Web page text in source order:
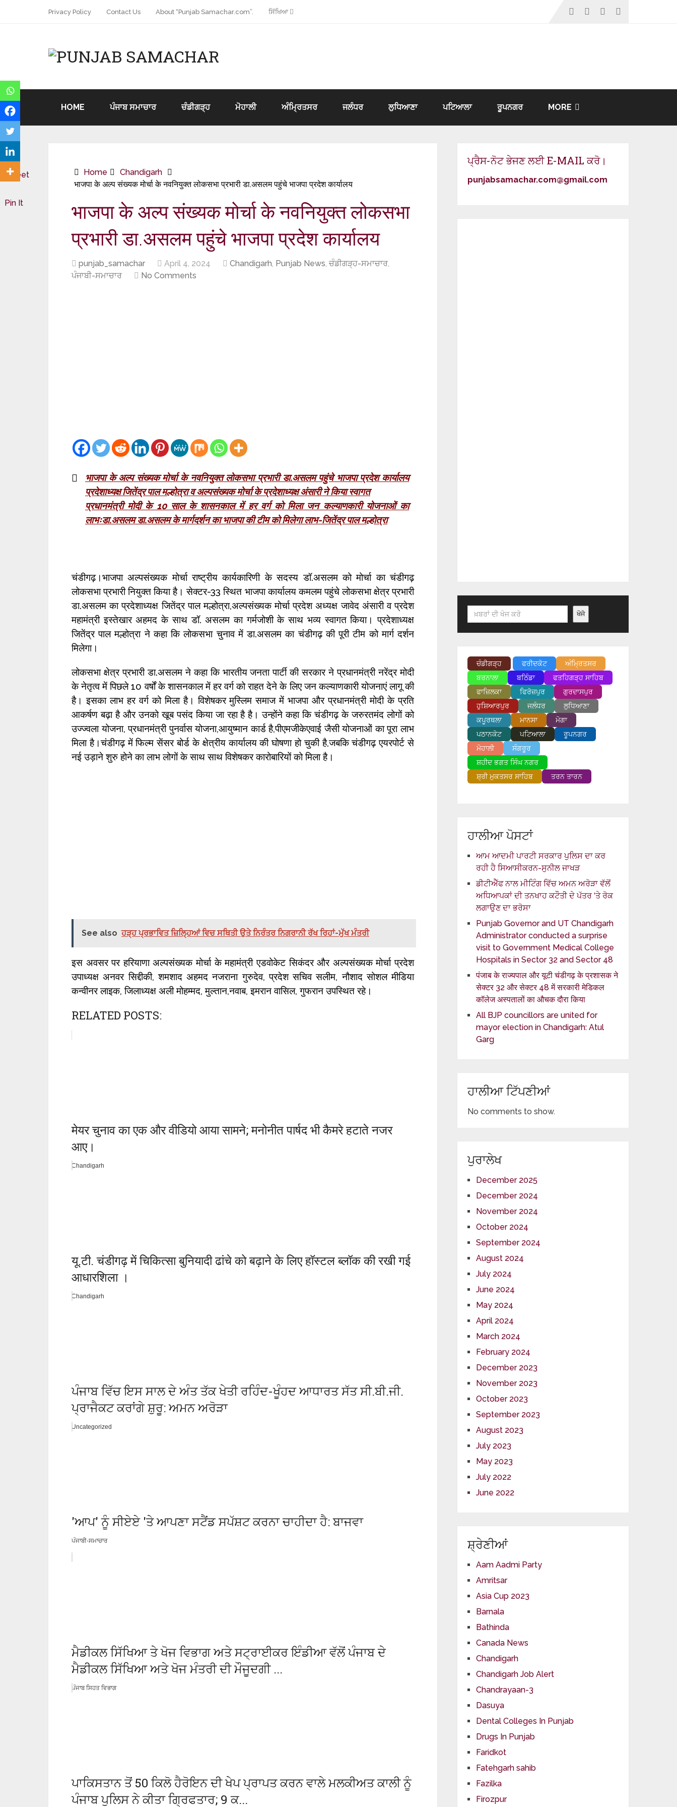
Privacy Policy Contact Us About “Punjab Samachar.com”. ਸਿੱਖਿਆ
HOME ਪੰਜਾਬ ਸਮਾਚਾਰ ਚੰਡੀਗੜ੍ਹ ਮੋਹਾਲੀ ਅੰਮ੍ਰਿਤਸਰ ਜਲੰਧਰ ਲੁਧਿਆਣਾ ਪਟਿਆਲਾ ਰੂਪਨਗਰ MORE
Home
Chandigarh
भाजपा के अल्प संख्यक मोर्चा के नवनियुक्त लोकसभा प्रभारी डा.असलम पहुंचे भाजपा प्रदेश कार्यालय
भाजपा के अल्प संख्यक मोर्चा के नवनियुक्त लोकसभा
प्रभारी डा.असलम पहुंचे भाजपा प्रदेश कार्यालय
punjab_samachar April 4, 2024 Chandigarh, Punjab News, ਚੰਡੀਗੜ੍ਹ-ਸਮਾਚਾਰ,
ਪੰਜਾਬੀ-ਸਮਾਚਾਰ
No Comments
भाजपा के अल्प संख्यक मोर्चा के नवनियुक्त लोकसभा प्रभारी डा.असलम पहुंचे भाजपा प्रदेश कार्यालय
प्रदेशाध्यक्ष जितेंद्र पाल मल्होत्रा व अल्पसंख्यक मोर्चा के प्रदेशाध्यक्ष अंसारी ने किया स्वागत
प्रधानमंत्री मोदी के 10 साल के शासनकाल में हर वर्ग को मिला जन कल्याणकारी योजनाओं का
लाभःडा.असलमडा.असलम के मार्गदर्शन का भाजपा की टीम को मिलेगा लाभ-जितेंद्र पाल मल्होत्रा
चंडीगढ़।भाजपा अल्पसंख्यक मोर्चा राष्ट्रीय कार्यकारिणी के सदस्य डॉ.असलम को मोर्चा का चंडीगढ़
लोकसभा प्रभारी नियुक्त किया है। सेक्टर-33 स्थित भाजपा कार्यालय कमलम पहुंचे लोकसभा क्षेत्र प्रभारी
डा.असलम का प्रदेशाध्यक्ष जितेंद्र पाल मल्होत्रा,अल्पसंख्यक मोर्चा प्रदेश अध्यक्ष जावेद अंसारी व प्रदेश
महामंत्री इस्तेखार अहमद के साथ डॉ. असलम का गर्मजोशी के साथ भव्य स्वागत किया। प्रदेशाध्यक्ष
जितेंद्र पाल मल्होत्रा ने कहा कि लोकसभा चुनाव में डा.असलम का चंडीगढ़ की पूरी टीम को मार्ग दर्शन
मिलेगा।
लोकसभा क्षेत्र प्रभारी डा.असलम ने कहा कि भारतीय जनता पार्टी की सरकार ने प्रधानमंत्री नरेंद्र मोदी
के नेतृत्व में पिछले 10 वर्षों के शासनकाल में हर वर्ग को राहत देने के लिए जन कल्याणकारी योजनाएं लागू की
है। इसका लाभ हर वर्ग को मिला है। विशेषकर मुस्लिम समाज में भाजपा और प्रधानमंत्री मोदी के प्रति
आकर्षण बढ़ा है और उनको खूब पसंद किया जा रहा है है। उन्होंने कहा कि चंडीगढ़ के जरुरतमंद लोगों को
उज्ज्वला योजना, प्रधानमंत्री पुनर्वास योजना,आयुष्मान कार्ड है,पीएमजीकेएवाई जैसी योजनाओं का पूरा लाभ
मिला है।चंडीगढ़ में फिल्म सेंसर बोर्ड के क्षेत्रीय कार्यालय की घोषणा हो चुकी है,जबकि चंडीगढ़ एयरपोर्ट से
नई उड़ाने शुरु होने का लाभ लोगों के साथ साथ विशेषकर कारोबारियों को मिला है।
See also ਹੜ੍ਹ ਪ੍ਰਭਾਵਿਤ ਜ਼ਿਲ੍ਹਿਆਂ ਵਿਚ ਸਥਿਤੀ ਉਤੇ ਨਿਰੰਤਰ ਨਿਗਰਾਨੀ ਰੱਖ ਰਿਹਾਂ-ਮੁੱਖ ਮੰਤਰੀ
इस अवसर पर हरियाणा अल्पसंख्यक मोर्चा के महामंत्री एडवोकेट सिकंदर और अल्पसंख्यक मोर्चा प्रदेश
उपाध्यक्ष अनवर सिद्दीकी, शमशाद अहमद नजराना गुरुदेव, प्रदेश सचिव सलीम, नौशाद सोशल मीडिया
कन्वीनर लाइक, जिलाध्यक्ष अली मोहम्मद, मुल्तान,नवाब, इमरान वासिल, गुफरान उपस्थित रहे।
RELATED POSTS:
मेयर चुनाव का एक और वीडियो आया सामने; मनोनीत पार्षद भी कैमरे हटाते नजर
आए।
Chandigarh
यू.टी. चंडीगढ़ में चिकित्सा बुनियादी ढांचे को बढ़ाने के लिए हॉस्टल ब्लॉक की रखी गई
आधारशिला ।
Chandigarh
ਪੰਜਾਬ ਵਿੱਚ ਇਸ ਸਾਲ ਦੇ ਅੰਤ ਤੱਕ ਖੇਤੀ ਰਹਿੰਦ-ਖੂੰਹਦ ਆਧਾਰਤ ਸੱਤ ਸੀ.ਬੀ.ਜੀ.
ਪ੍ਰਾਜੈਕਟ ਕਰਾਂਗੇ ਸ਼ੁਰੂ: ਅਮਨ ਅਰੋੜਾ
Uncategorized
'ਆਪ' ਨੂੰ ਸੀਏਏ 'ਤੇ ਆਪਣਾ ਸਟੈਂਡ ਸਪੱਸ਼ਟ ਕਰਨਾ ਚਾਹੀਦਾ ਹੈ: ਬਾਜਵਾ
ਪੰਜਾਬੀ-ਸਮਾਚਾਰ
ਮੈਡੀਕਲ ਸਿੱਖਿਆ ਤੇ ਖੋਜ ਵਿਭਾਗ ਅਤੇ ਸਟ੍ਰਾਈਕਰ ਇੰਡੀਆ ਵੱਲੋਂ ਪੰਜਾਬ ਦੇ
ਮੈਡੀਕਲ ਸਿੱਖਿਆ ਅਤੇ ਖੋਜ ਮੰਤਰੀ ਦੀ ਮੌਜੂਦਗੀ ...
ਪੰਜਾਬ ਸਿਹਤ ਵਿਭਾਗ
ਪਾਕਿਸਤਾਨ ਤੋਂ 50 ਕਿਲੋ ਹੈਰੋਇਨ ਦੀ ਖੇਪ ਪ੍ਰਾਪਤ ਕਰਨ ਵਾਲੇ ਮਲਕੀਅਤ ਕਾਲੀ ਨੂੰ
ਪੰਜਾਬ ਪੁਲਿਸ ਨੇ ਕੀਤਾ ਗ੍ਰਿਫਤਾਰ; 9 ਕ...
Tweet
Pin It
ਪ੍ਰੈਸ-ਨੋਟ ਭੇਜਣ ਲਈ E-MAIL ਕਰੋ।
punjabsamachar.com@gmail.com
Search ਖੋਜੋ
ਚੰਡੀਗੜ੍ਹ ਫਰੀਦਕੋਟ
ਅੰਮ੍ਰਿਤਸਰ
ਬਰਨਾਲਾ
ਬਠਿੰਡਾ
ਫਤਹਿਗੜ੍ਹ ਸਾਹਿਬ
ਫਾਜ਼ਿਲਕਾ
ਫਿਰੋਜ਼ਪੁਰ
ਗੁਰਦਾਸਪੁਰ
ਹੁਸ਼ਿਆਰਪੁਰ
ਜਲੰਧਰ
ਲੁਧਿਆਣਾ
ਕਪੂਰਥਲਾ
ਮਾਨਸਾ
ਮੋਗਾ
ਪਠਾਨਕੋਟ
ਪਟਿਆਲਾ
ਰੂਪਨਗਰ
ਮੋਹਾਲੀ
ਸੰਗਰੂਰ
ਸ਼ਹੀਦ ਭਗਤ ਸਿੰਘ ਨਗਰ
ਸ਼੍ਰੀ ਮੁਕਤਸਰ ਸਾਹਿਬ
ਤਰਨ ਤਾਰਨ
ਹਾਲੀਆ ਪੋਸਟਾਂ
ਆਮ ਆਦਮੀ ਪਾਰਟੀ ਸਰਕਾਰ ਪੁਲਿਸ ਦਾ ਕਰ
ਰਹੀ ਹੈ ਸਿਆਸੀਕਰਨ-ਸੁਨੀਲ ਜਾਖੜ
ਡੀਟੀਐੱਫ ਨਾਲ ਮੀਟਿੰਗ ਵਿੱਚ ਅਮਨ ਅਰੋੜਾ ਵੱਲੋਂ
ਅਧਿਆਪਕਾਂ ਦੀ ਤਨਖਾਹ ਕਟੌਤੀ ਦੇ ਪੱਤਰ ‘ਤੇ ਰੋਕ
ਲਗਾਉਣ ਦਾ ਭਰੋਸਾ
Punjab Governor and UT Chandigarh
Administrator conducted a surprise
visit to Government Medical College
Hospitals in Sector 32 and Sector 48
पंजाब के राज्यपाल और यूटी चंडीगढ़ के प्रशासक ने
सेक्टर 32 और सेक्टर 48 में सरकारी मेडिकल
कॉलेज अस्पतालों का औचक दौरा किया
All BJP councillors are united for
mayor election in Chandigarh: Atul
Garg
ਹਾਲੀਆ ਟਿੱਪਣੀਆਂ
No comments to show.
ਪੁਰਾਲੇਖ
December 2025
December 2024
November 2024
October 2024
September 2024
August 2024
July 2024
June 2024
May 2024
April 2024
March 2024
February 2024
December 2023
November 2023
October 2023
September 2023
August 2023
July 2023
May 2023
July 2022
June 2022
ਸ਼੍ਰੇਣੀਆਂ
Aam Aadmi Party
Amritsar
Asia Cup 2023
Barnala
Bathinda
Canada News
Chandigarh
Chandigarh Job Alert
Chandrayaan-3
Dasuya
Dental Colleges In Punjab
Drugs In Punjab
Faridkot
Fatehgarh sahib
Fazilka
Firozpur